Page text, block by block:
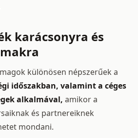
karácsonyra és
különösen népszerűek a
időszakban, valamint a céges
alkalmával, amikor a
és partnereiknek
mondani.